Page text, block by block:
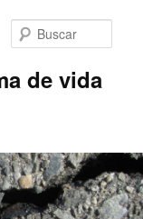
de vida